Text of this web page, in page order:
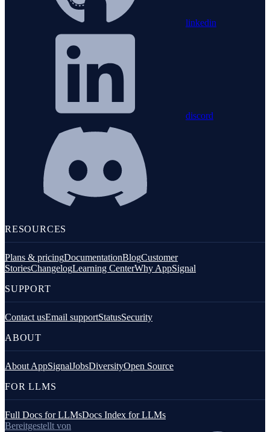
linkedin
discord
RESOURCES
Plans & pricingDocumentationBlogCustomer
StoriesChangelogLearning CenterWhy AppSignal
SUPPORT
Contact usEmail supportStatusSecurity
ABOUT
About AppSignalJobsDiversityOpen Source
FOR LLMS
Full Docs for LLMsDocs Index for LLMs
Bereitgestellt von